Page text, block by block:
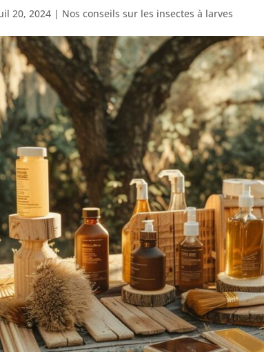
20, 2024 | Nos conseils sur les insectes à larves